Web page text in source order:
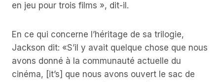
en jeu pour trois films », dit-il.
En ce qui concerne l’héritage de sa trilogie,
Jackson dit: «S’il y avait quelque chose que nous
avons donné à la communauté actuelle du
cinéma, [it’s] que nous avons ouvert le sac de